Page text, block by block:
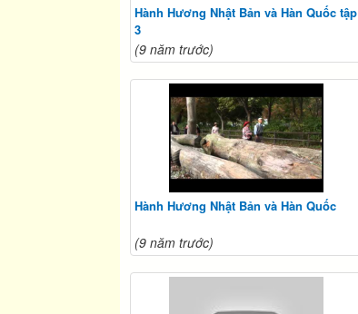
Hành Hương Nhật Bản và Hàn Quốc tập
3
(9 năm trước)
Hành Hương Nhật Bản và Hàn Quốc
(9 năm trước)